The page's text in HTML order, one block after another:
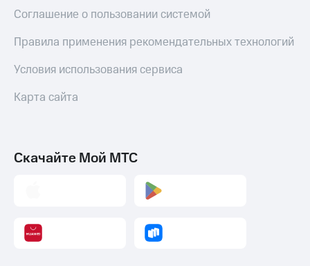
Соглашение о пользовании системой
Правила применения рекомендательных технологий
Условия использования сервиса
Карта сайта
Скачайте Мой МТС